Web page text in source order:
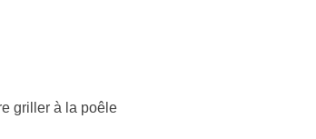
griller à la poêle